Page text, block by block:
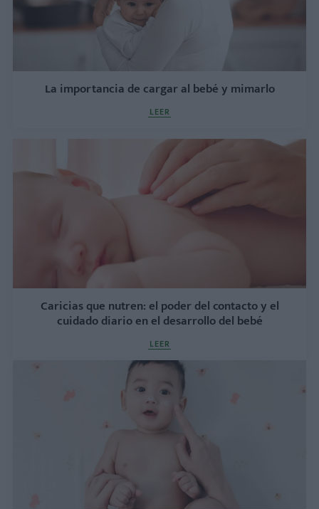
La importancia de cargar al bebé y mimarlo
LEER
Caricias que nutren: el poder del contacto y el
cuidado diario en el desarrollo del bebé
LEER